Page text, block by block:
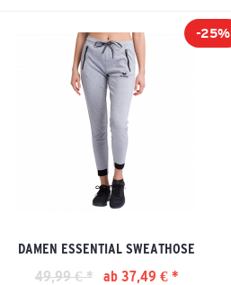
-25%
DAMEN ESSENTIAL SWEATHOSE
49,99 € *
ab 37,49 € *